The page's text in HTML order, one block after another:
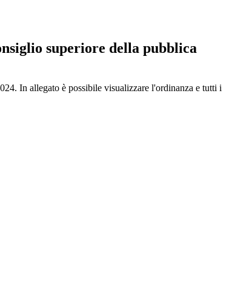
superiore della pubblica
In allegato è possibile visualizzare l'ordinanza e tutti i